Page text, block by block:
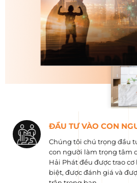
ĐẦU TƯ VÀO CON
Chúng tôi chú trọng đầu
con người làm trọng tâm
Hải Phát đều được trao cơ
biệt, được đánh giá và